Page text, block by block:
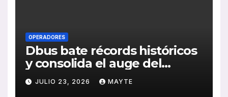
OPERADORES
Dbus bate récords históricos
y consolida el auge del
transporte público en San
Sebastián
JULIO 23, 2026 MAYTE